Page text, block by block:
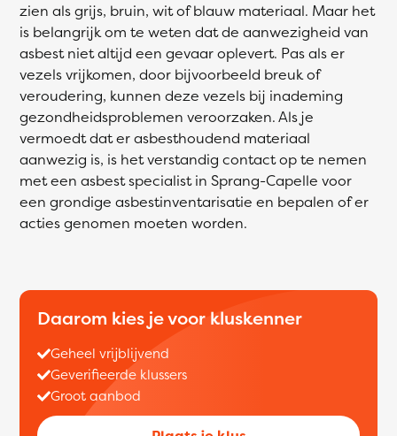
zien als grijs, bruin, wit of blauw materiaal. Maar het
is belangrijk om te weten dat de aanwezigheid van
asbest niet altijd een gevaar oplevert. Pas als er
vezels vrijkomen, door bijvoorbeeld breuk of
veroudering, kunnen deze vezels bij inademing
gezondheidsproblemen veroorzaken. Als je
vermoedt dat er asbesthoudend materiaal
aanwezig is, is het verstandig contact op te nemen
met een asbest specialist in Sprang-Capelle voor
een grondige asbestinventarisatie en bepalen of er
acties genomen moeten worden.
Daarom kies je voor kluskenner
Geheel vrijblijvend
Geverifieerde klussers
Groot aanbod